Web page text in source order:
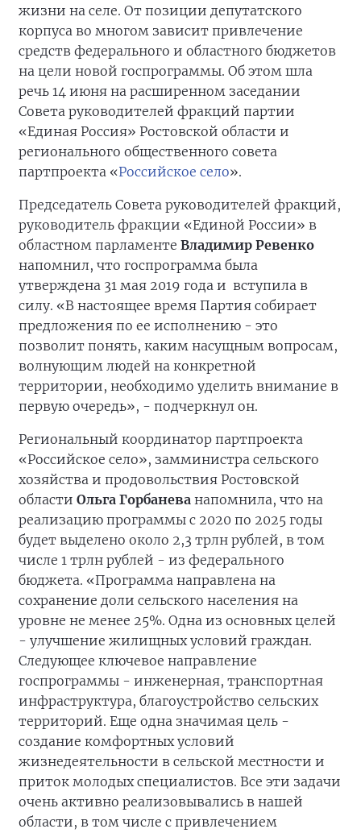
жизни на селе. От позиции депутатского
корпуса во многом зависит привлечение
средств федерального и областного бюджетов
на цели новой госпрограммы. Об этом шла
речь 14 июня на расширенном заседании
Совета руководителей фракций партии
«Единая Россия» Ростовской области и
регионального общественного совета
партпроекта «Российское село».
Председатель Совета руководителей фракций,
руководитель фракции «Единой России» в
областном парламенте Владимир Ревенко
напомнил, что госпрограмма была
утверждена 31 мая 2019 года и вступила в
силу. «В настоящее время Партия собирает
предложения по ее исполнению - это
позволит понять, каким насущным вопросам,
волнующим людей на конкретной
территории, необходимо уделить внимание в
первую очередь», - подчеркнул он.
Региональный координатор партпроекта
«Российское село», замминистра сельского
хозяйства и продовольствия Ростовской
области Ольга Горбанева напомнила, что на
реализацию программы с 2020 по 2025 годы
будет выделено около 2,3 трлн рублей, в том
числе 1 трлн рублей - из федерального
бюджета. «Программа направлена на
сохранение доли сельского населения на
уровне не менее 25%. Одна из основных целей
- улучшение жилищных условий граждан.
Следующее ключевое направление
госпрограммы - инженерная, транспортная
инфраструктура, благоустройство сельских
территорий. Еще одна значимая цель -
создание комфортных условий
жизнедеятельности в сельской местности и
приток молодых специалистов. Все эти задачи
очень активно реализовывались в нашей
области, в том числе с привлечением